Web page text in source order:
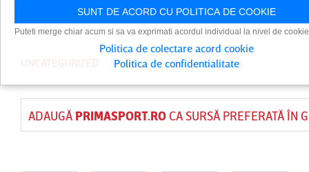
Sociedad şi se califică în finală
PUBLICAT PE 28 FEB 2024
ADAUGĂ PRIMASPORT.ROCA SURSĂ PREFERATĂ ÎN
SUNT DE ACORD CU POLITICA DE COOKIE
Puteti merge chiar acum si sa va exprimati acordul individual la nivel de
Politica de colectare acord cookie
Politica de confidentialitate